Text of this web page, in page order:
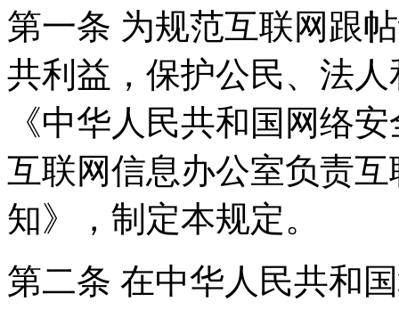
第一条 为规范互联网跟
共利益，保护公民、法
《中华人民共和国网络
互联网信息办公室负责
知》，制定本规定。
第二条 在中华人民共和